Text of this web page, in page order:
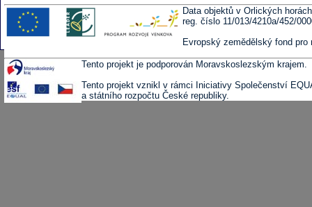
Data objektů v Orlických
reg. číslo 11/013/4210a/452/
Evropský zemědělský fond
Tento projekt je podporován Moravskoslezským krajem.
Tento projekt vznikl v rámci Iniciativy Společenství
a státního rozpočtu České republiky.